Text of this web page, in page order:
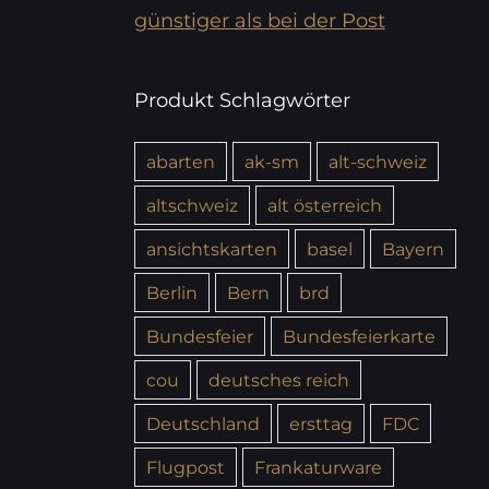
günstiger als bei der Post
Produkt Schlagwörter
abarten ak-sm
alt-schweiz
altschweiz
alt österreich
ansichtskarten
basel
Bayern
Berlin
Bern
brd
Bundesfeier
Bundesfeierkarte
cou
deutsches reich
Deutschland
ersttag
FDC
Flugpost
Frankaturware